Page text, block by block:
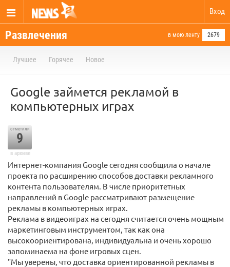
Вход
Развлечения в мою ленту 2679
Лучшее Горячее Новое
Google займется рекламой в
компьютерных играх
отметили
9
в архиве
Интернет-компания Google сегодня сообщила о начале
проекта по расширению способов доставки рекламного
контента пользователям. В числе приоритетных
направлений в Google рассматривают размещение
рекламы в компьютерных играх.
Реклама в видеоиграх на сегодня считается очень мощным
маркетинговым инструментом, так как она
высокоориентирована, индивидуальна и очень хорошо
запоминаема на фоне игровых сцен.
"Мы уверены, что доставка ориентированной рекламы в